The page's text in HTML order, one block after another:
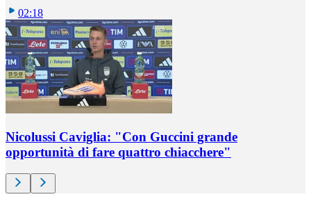
02:18
Nicolussi Caviglia: "Con Guccini grande
opportunità di fare quattro chiacchere"